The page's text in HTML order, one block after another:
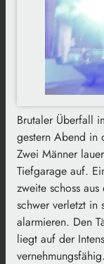
Brutaler Überfall
gestern Abend in
Zwei Männer
Tiefgarage auf.
zweite schoss
schwer verletzt in
alarmieren. Den
liegt auf der